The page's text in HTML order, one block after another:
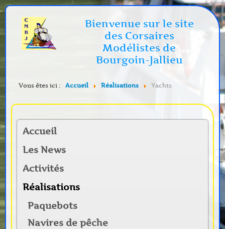
Bienvenue sur le site
des Corsaires
Modélistes de
Bourgoin-Jallieu
Vous êtes ici : Accueil Réalisations Yachts
Accueil
Les News
Activités
Réalisations
Paquebots
Navires de pêche